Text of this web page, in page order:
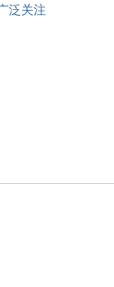
泛关注